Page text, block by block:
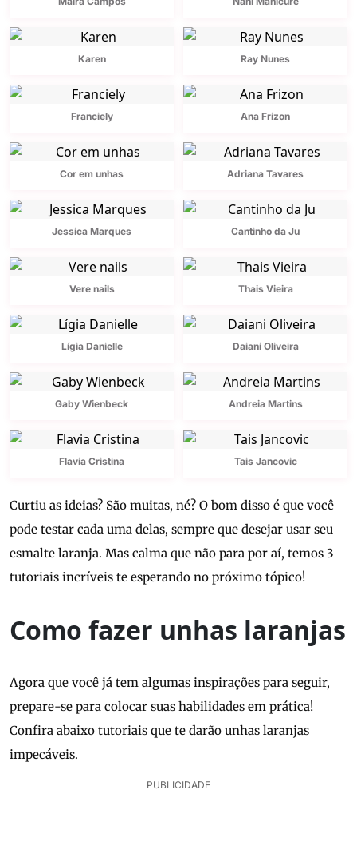
Karen Ray Nunes
Franciely Ana Frizon
Cor em unhas Adriana Tavares
Jessica Marques Cantinho da Ju
Vere nails Thais Vieira
Lígia Danielle Daiani Oliveira
Gaby Wienbeck Andreia Martins
Flavia Cristina Tais Jancovic
Curtiu as ideias? São muitas, né? O bom disso é que você
pode testar cada uma delas, sempre que desejar usar seu
esmalte laranja. Mas calma que não para por aí, temos 3
tutoriais incríveis te esperando no próximo tópico!
Como fazer unhas laranjas
Agora que você já tem algumas inspirações para seguir,
prepare-se para colocar suas habilidades em prática!
Confira abaixo tutoriais que te darão unhas laranjas
impecáveis.
PUBLICIDADE